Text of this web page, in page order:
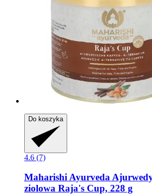
Do koszyka
4.6 (7)
Maharishi Ayurveda
ziolowa Raja's Cup, 228 g